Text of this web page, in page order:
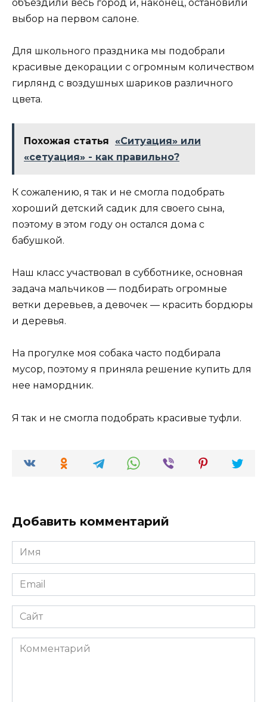
объездили весь город и, наконец, остановили
выбор на первом салоне.
Для школьного праздника мы подобрали
красивые декорации с огромным количеством
гирлянд с воздушных шариков различного
цвета.
Похожая статья
«Ситуация» или
«сетуация» - как правильно?
К сожалению, я так и не смогла подобрать
хороший детский садик для своего сына,
поэтому в этом году он остался дома с
бабушкой.
Наш класс участвовал в субботнике, основная
задача мальчиков — подбирать огромные
ветки деревьев, а девочек — красить бордюры
и деревья.
На прогулке моя собака часто подбирала
мусор, поэтому я приняла решение купить для
нее намордник.
Я так и не смогла подобрать красивые туфли.
Добавить комментарий
Имя
*
Email
*
Сайт
Комментарий